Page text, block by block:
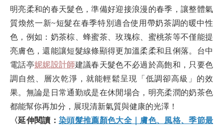
明亮柔和的春天髮色，準備好迎接浪漫的春季，讓整體氣
質煥然一新~短髮在春季特別適合使用帶奶茶調的暖中性
色，例如：奶茶棕、蜂蜜茶、玫瑰棕、蜜桃茶等不僅能提
亮膚色，還能讓短髮線條顯得更加溫柔柔和且俐落。台中
電話亭妮妮設計師建議春天髮色不必過於高飽和，只要色
調自然、層次乾淨，就能輕鬆呈現「低調卻高級」的效
果。無論是日常通勤或是在休閒場合，明亮柔潤的奶茶色
都能幫你再加分，展現清新氣質與健康的光澤！
〈延伸閱讀： 染頭髮推薦顏色大全｜膚色、風格、季節最